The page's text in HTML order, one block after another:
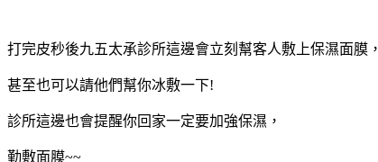
打完皮秒後九五太承診所這邊會立刻幫客人敷上保濕面膜，
甚至也可以請他們幫你冰敷一下!
診所這邊也會提醒你回家一定要加強保濕，
勤敷面膜~~